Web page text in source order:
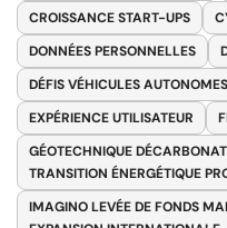
CROISSANCE START-UPS
DONNÉES PERSONNELLES
DÉFIS VÉHICULES AUTONOMES
EXPÉRIENCE UTILISATEUR
GÉOTECHNIQUE
TRANSITION ÉNERGÉTIQUE
IMAGINO LEVÉE DE FONDS